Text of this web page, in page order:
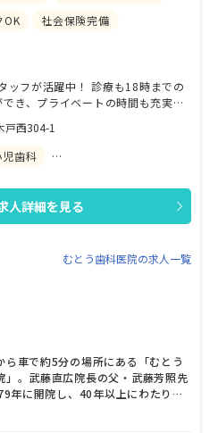
OK
社会保険完備
ッフが活躍中！ 診療も18時までの
き、プライベートの時間も充実さ
戸西304-1
児歯科
人詳細を見る
むとう歯科医院の求人一覧
ら車で約5分の場所にある「むとう
」。武藤直広院長の父・武藤芳照先
年に開院し、40年以上にわたり地